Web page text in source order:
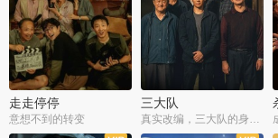
走走停停
意想不到的转变
三大队